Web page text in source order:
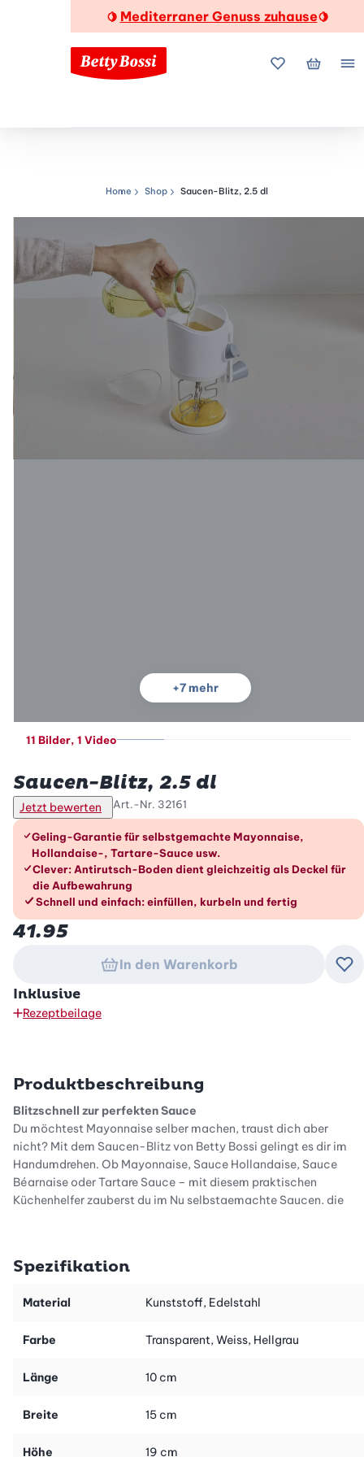
🍋 Mediterraner Genuss zuhause🍋
MeineMein
Navigationspfad
Home Shop Saucen-Blitz, 2.5 dl
+7mehr
11 Bilder, 1 Video
Saucen-Blitz, 2.5 dl
Jetzt bewerten Art.-Nr. 32161
Die Vorteile im Überblick
Geling-Garantie für selbstgemachte Mayonnaise,
Hollandaise-, Tartare-Sauce usw.
Clever: Antirutsch-Boden dient gleichzeitig als Deckel für
die Aufbewahrung
Schnell und einfach: einfüllen, kurbeln und fertig
41.95
In den Warenkorb
Inklusive
Rezeptbeilage
Produktbeschreibung
Blitzschnell zur perfekten Sauce
Du möchtest Mayonnaise selber machen, traust dich aber
nicht? Mit dem Saucen-Blitz von Betty Bossi gelingt es dir im
Handumdrehen. Ob Mayonnaise, Sauce Hollandaise, Sauce
Béarnaise oder Tartare Sauce – mit diesem praktischen
Küchenhelfer zauberst du im Nu selbstgemachte Saucen, die
Mit dem Saucen-Blitz geht alles blitzschnell: Einfach die
ist die Sauce fertig. Ob cremige Mayonnaise, eine würzige
Bourguignonne – mit dem Saucen-Blitz wird die Zubereitung
Ein besonderes Highlight des Saucen-Blitz ist der integrierte
Rühren erst tropfenweise, dann in einem feinen Strahl in die
Spezifikation
Material Kunststoff, Edelstahl
Farbe Transparent, Weiss, Hellgrau
Länge 10 cm
Breite 15 cm
Höhe 19 cm